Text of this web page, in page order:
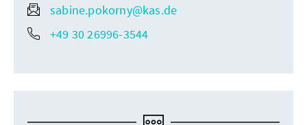
sabine.pokorny@kas.de
+49 30 26996-3544